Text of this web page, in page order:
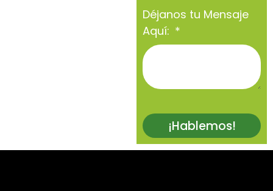
Déjanos tu Mensaje
Aquí:
¡Hablemos!